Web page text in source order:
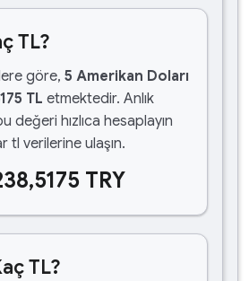
TL?
göre, 5 Amerikan Doları
TL etmektedir. Anlık
değeri hızlıca hesaplayın
tl verilerine ulaşın.
TRY
TL?